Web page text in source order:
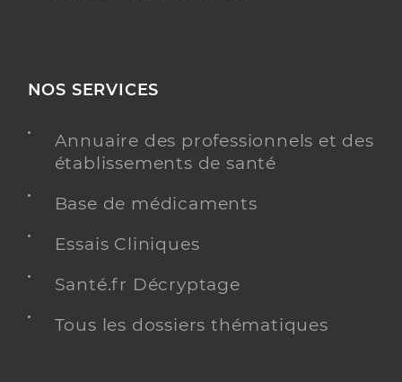
NOS SERVICES
Annuaire des professionnels et des
établissements de santé
Base de médicaments
Essais Cliniques
Santé.fr Décryptage
Tous les dossiers thématiques